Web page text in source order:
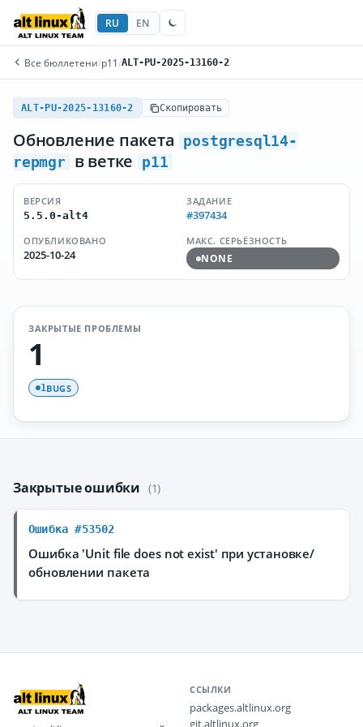
RU EN
Все бюллетени/p11 /ALT-PU-2025-13160-2
ALT-PU-2025-13160-2 Скопировать
Обновление пакета
postgresql14-
repmgr в ветке p11
ВЕРСИЯ
5.5.0-alt4
ЗАДАНИЕ
#397434
ОПУБЛИКОВАНО
2025-10-24
МАКС. СЕРЬЁЗНОСТЬ
NONE
ЗАКРЫТЫЕ ПРОБЛЕМЫ
1
1BUGS
Закрытые ошибки (1)
Ошибка #53502
Ошибка 'Unit file does not exist' при установке/
обновлении пакета
ССЫЛКИ
packages.altlinux.org
git.altlinux.org